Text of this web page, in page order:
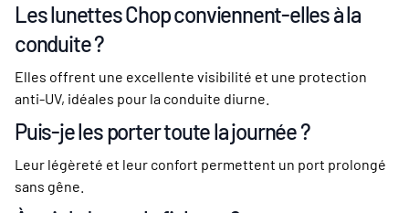
Les lunettes Chop conviennent-elles à la
conduite ?
Elles offrent une excellente visibilité et une protection
anti-UV, idéales pour la conduite diurne.
Puis-je les porter toute la journée ?
Leur légèreté et leur confort permettent un port prolongé
sans gêne.